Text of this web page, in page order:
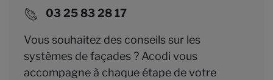
03 25 83 28 17
Vous souhaitez des conseils sur les
systèmes de façades ? Acodi vous
accompagne à chaque étape de votre